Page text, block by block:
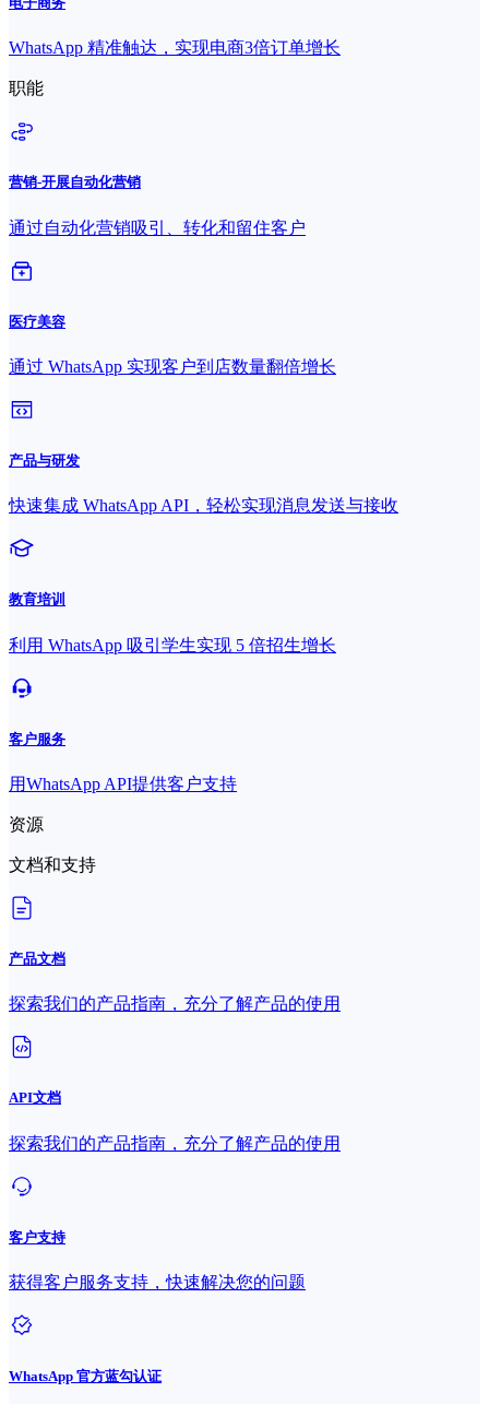
WhatsApp 精准触达，实现电商3倍订单增长
职能
营销-开展自动化营销
通过自动化营销吸引、转化和留住客户
医疗美容
通过 WhatsApp 实现客户到店数量翻倍增长
产品与研发
快速集成 WhatsApp API，轻松实现消息发送与接收
教育培训
利用 WhatsApp 吸引学生实现 5 倍招生增长
客户服务
用WhatsApp API提供客户支持
资源
文档和支持
产品文档
探索我们的产品指南，充分了解产品的使用
API文档
探索我们的产品指南，充分了解产品的使用
客户支持
获得客户服务支持，快速解决您的问题
WhatsApp 官方蓝勾认证